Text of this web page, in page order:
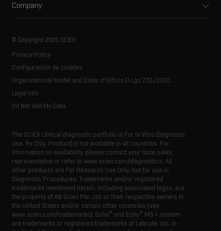
Spectral libraries
Consumables
Food and beverage
Life science research
Training
Careers
Resource library
Company
SCIEX stories
Latest news
Executive management
© Copyright 2025 SCIEX
Privacy Policy
Configuración de cookies
Organizational Model and Code of Ethics D.Lgs 231/2001
Legal Info
Do Not Sell My Data
The SCIEX clinical diagnostic portfolio is For In Vitro Diagnostic
Use. Rx Only. Product(s) not available in all countries. For
information on availability, please contact your local sales
representative or refer to www.sciex.com/diagnostics. All
other products are For Research Use Only. Not for use in
Diagnostic Procedures. Trademarks and/or registered
trademarks mentioned herein, including associated logos, are
the property of AB Sciex Pte. Ltd. or their respective owners in
the United States and/or certain other countries (see
www.sciex.com/trademarks). Echo® and Echo® MS + system
are trademarks or registered trademarks of Labcyte, Inc. in